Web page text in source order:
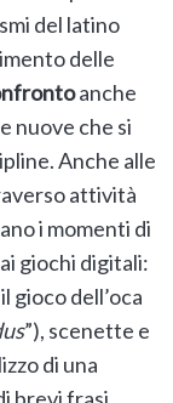
del latino
delle
anche
nuove che si
Anche alle
attività
i momenti di
giochi digitali:
gioco dell’oca
”), scenette e
di una